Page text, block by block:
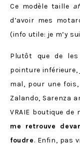
Ce modèle taille
d’avoir mes
(info utile: je m’y
Plutôt que de les
pointure
mal, pour une
Zalando, Sarenza
VRAIE boutique de
me retrouve
foudre. Enfin, pas